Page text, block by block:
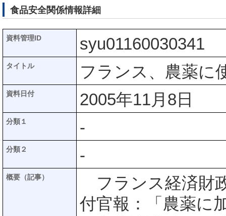
食品安全関係情報詳細
資料管理ID syu01160030341
タイトル フランス、農薬に
資料日付 2005年11月8日
分類１ -
分類２ -
概要（記事）
フランス経済財
付官報：「農薬に